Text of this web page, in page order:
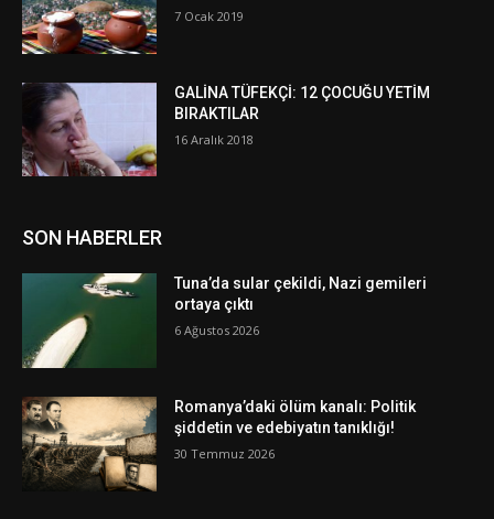
7 Ocak 2019
GALİNA TÜFEKÇİ: 12 ÇOCUĞU YETİM
BIRAKTILAR
16 Aralık 2018
SON HABERLER
Tuna’da sular çekildi, Nazi gemileri
ortaya çıktı
6 Ağustos 2026
Romanya’daki ölüm kanalı: Politik
şiddetin ve edebiyatın tanıklığı!
30 Temmuz 2026